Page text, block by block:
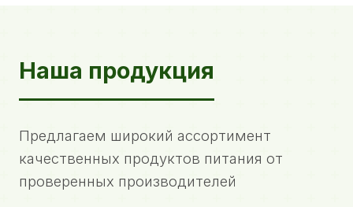
Наша продукция
Предлагаем широкий ассортимент
качественных продуктов питания от
проверенных производителей